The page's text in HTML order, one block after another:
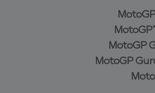
MotoGP
MotoGP